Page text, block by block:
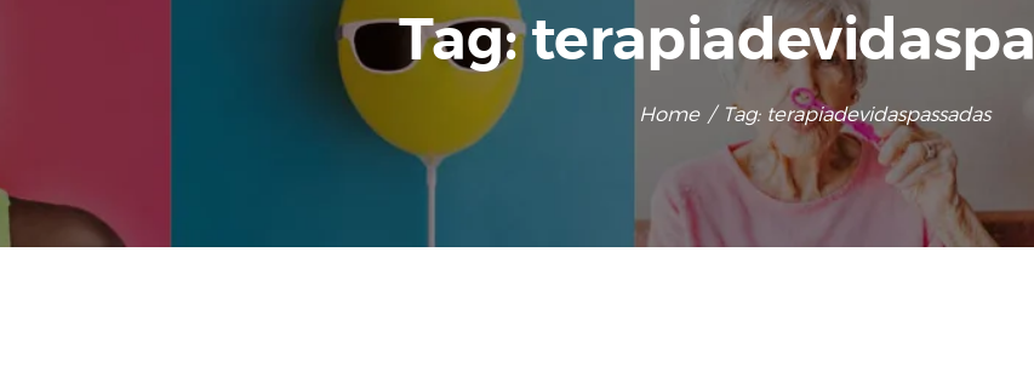
Tag:
Home Tag: terapiadevidaspassadas
EPOPÉIA NA MÍDIA
PRESENTES
CONTATOS